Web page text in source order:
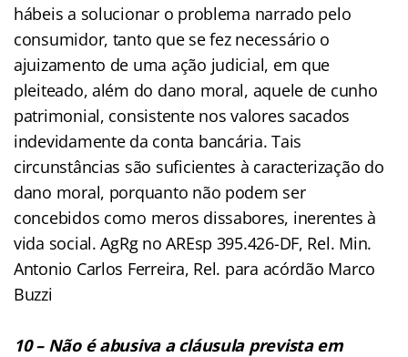
hábeis a solucionar o problema narrado pelo
consumidor, tanto que se fez necessário o
ajuizamento de uma ação judicial, em que
pleiteado, além do dano moral, aquele de cunho
patrimonial, consistente nos valores sacados
indevidamente da conta bancária. Tais
circunstâncias são suficientes à caracterização do
dano moral, porquanto não podem ser
concebidos como meros dissabores, inerentes à
vida social. AgRg no AREsp 395.426-DF, Rel. Min.
Antonio Carlos Ferreira, Rel. para acórdão Marco
Buzzi
10 – Não é abusiva a cláusula prevista em